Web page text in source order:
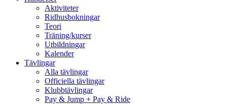
Aktiviteter
Ridhusbokningar
Teori
Träning/kurser
Utbildningar
Kalender
Tävlingar
Alla tävlingar
Officiella tävlingar
Klubbtävlingar
Pay & Jump + Pay & Ride